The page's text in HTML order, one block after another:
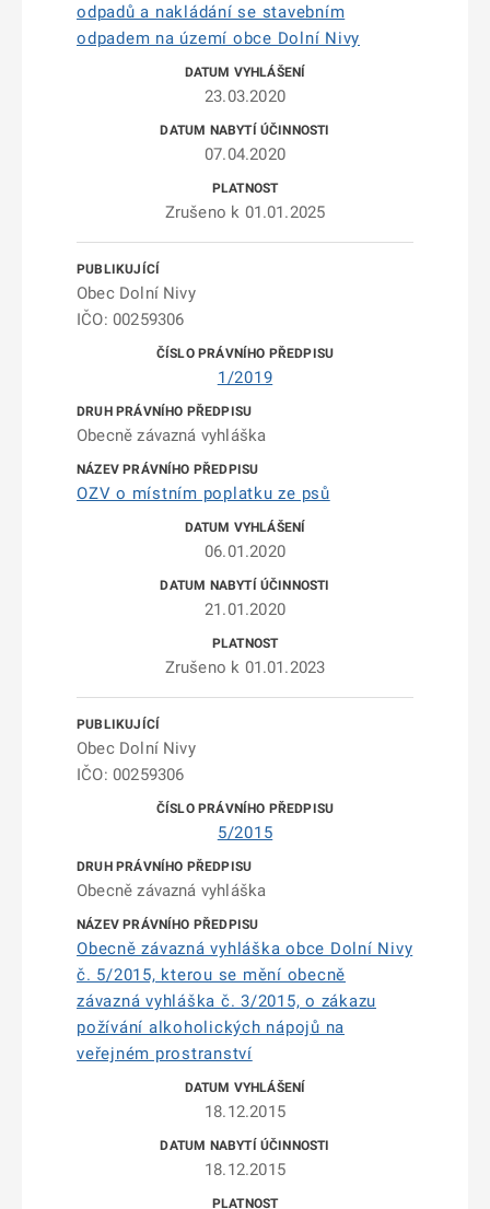
odpadů a nakládání se stavebním
odpadem na území obce Dolní Nivy
23.03.2020
07.04.2020
Zrušeno k 01.01.2025
Obec Dolní Nivy
IČO: 00259306
1/2019
Obecně závazná vyhláška
OZV o místním poplatku ze psů
06.01.2020
21.01.2020
Zrušeno k 01.01.2023
Obec Dolní Nivy
IČO: 00259306
5/2015
Obecně závazná vyhláška
Obecně závazná vyhláška obce Dolní Nivy
č. 5/2015, kterou se mění obecně
závazná vyhláška č. 3/2015, o zákazu
požívání alkoholických nápojů na
veřejném prostranství
18.12.2015
18.12.2015